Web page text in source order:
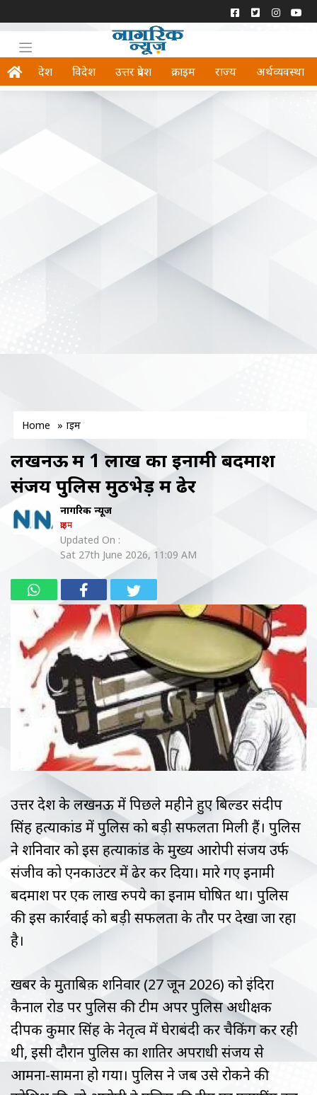
देश विदेश उत्तर प्रदेश क्राइम राज्य अर्थव्यवस्था
Home » क्राइम
लखनऊ में 1 लाख का इनामी बदमाश
संजय पुलिस मुठभेड़ में ढेर
नागरिक न्यूज
क्राइम
Updated On :
Sat 27th June 2026, 11:09 AM
उत्तर प्रदेश के लखनऊ में पिछले महीने हुए बिल्डर संदीप
सिंह हत्याकांड में पुलिस को बड़ी सफलता मिली हैं। पुलिस
ने शनिवार को इस हत्याकांड के मुख्य आरोपी संजय उर्फ
संजीव को एनकाउंटर में ढेर कर दिया। मारे गए इनामी
बदमाश पर एक लाख रुपये का इनाम घोषित था। पुलिस
की इस कार्रवाई को बड़ी सफलता के तौर पर देखा जा रहा
है।
खबर के मुताबिक़ शनिवार (27 जून 2026) को इंदिरा
कैनाल रोड पर पुलिस की टीम अपर पुलिस अधीक्षक
दीपक कुमार सिंह के नेतृत्व में घेराबंदी कर चैकिंग कर रही
थी, इसी दौरान पुलिस का शातिर अपराधी संजय से
आमना-सामना हो गया। पुलिस ने जब उसे रोकने की